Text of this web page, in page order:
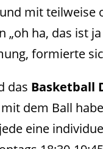
mit teilweise
„oh ha, das ist
formierte
das Basketball
dem Ball
eine